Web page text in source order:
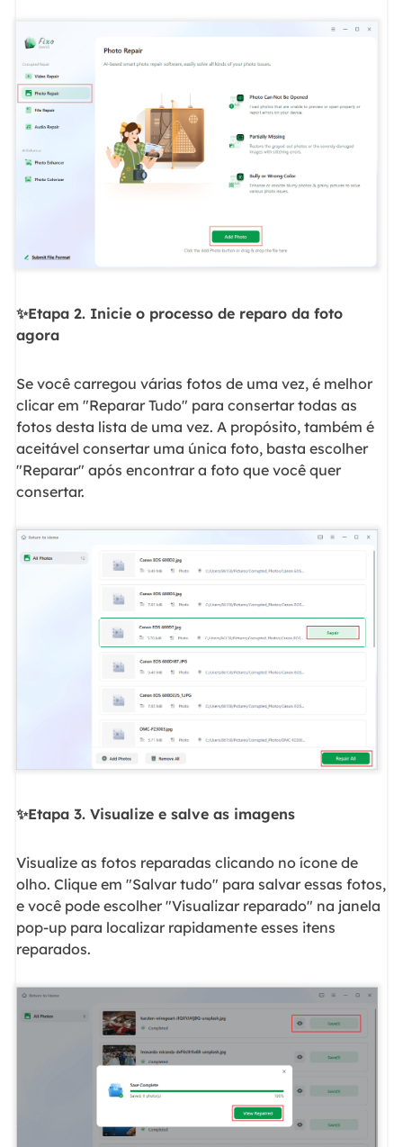
✨Etapa 2. Inicie o processo de reparo da foto
agora
Se você carregou várias fotos de uma vez, é melhor
clicar em "Reparar Tudo" para consertar todas as
fotos desta lista de uma vez. A propósito, também é
aceitável consertar uma única foto, basta escolher
"Reparar" após encontrar a foto que você quer
consertar.
✨Etapa 3. Visualize e salve as imagens
Visualize as fotos reparadas clicando no ícone de
olho. Clique em "Salvar tudo" para salvar essas fotos,
e você pode escolher "Visualizar reparado" na janela
pop-up para localizar rapidamente esses itens
reparados.